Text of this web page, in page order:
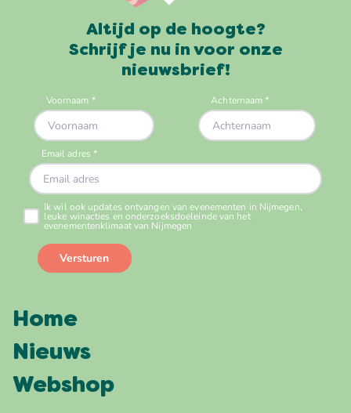
Altijd op de hoogte?
Schrijf je nu in voor onze
nieuwsbrief!
Home
Nieuws
Webshop